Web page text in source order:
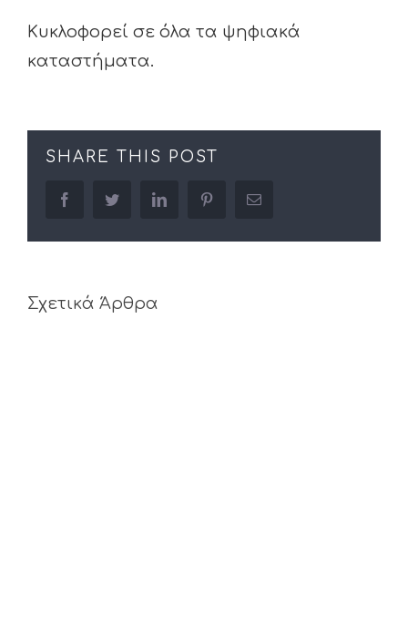
Κυκλοφορεί σε όλα τα ψηφιακά
καταστήματα.
SHARE THIS POST
facebooktwitter linkedin pinterestEmail
Σχετικά Άρθρα